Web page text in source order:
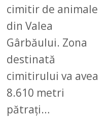
cimitir de animale
din Valea
Gârbăului. Zona
destinată
cimitirului va avea
8.610 metri
pătrați…